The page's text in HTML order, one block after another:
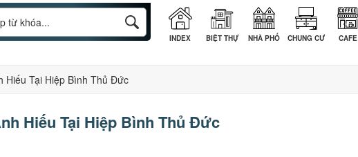
INDEX BIỆT THỰ NHÀ PHỐ CHUNG CƯ CAFE
Hiếu Tại Hiệp Bình Thủ Đức
Hiếu Tại Hiệp Bình Thủ Đức